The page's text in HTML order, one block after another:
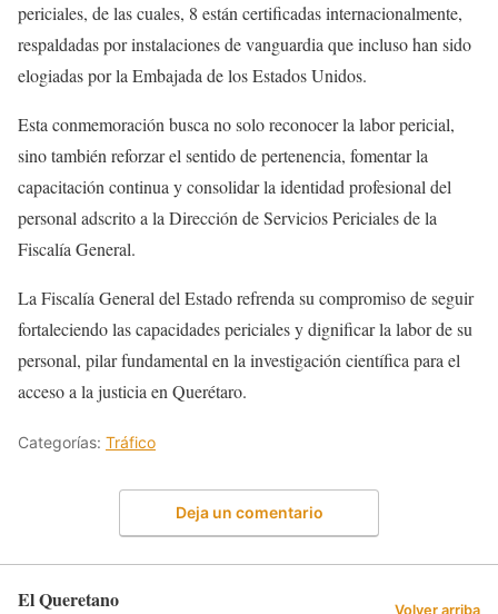
periciales, de las cuales, 8 están certificadas internacionalmente,
respaldadas por instalaciones de vanguardia que incluso han sido
elogiadas por la Embajada de los Estados Unidos.
Esta conmemoración busca no solo reconocer la labor pericial,
sino también reforzar el sentido de pertenencia, fomentar la
capacitación continua y consolidar la identidad profesional del
personal adscrito a la Dirección de Servicios Periciales de la
Fiscalía General.
La Fiscalía General del Estado refrenda su compromiso de seguir
fortaleciendo las capacidades periciales y dignificar la labor de su
personal, pilar fundamental en la investigación científica para el
acceso a la justicia en Querétaro.
Categorías: Tráfico
Deja un comentario
El Queretano Volver arriba